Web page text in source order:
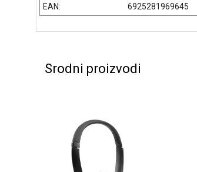
EAN:
6925281969645
Srodni proizvodi